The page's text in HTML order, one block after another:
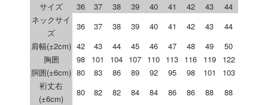
サイズ 36 37 38 39 40 41 42 43
44
ネックサイ
ズ
36 37 38 39 40 41 42 43
44
肩幅(±2cm) 42 43 44 45 46 47 48 49
50
胸囲
98 101 104 107 110 113 116 119
122
胴囲(±6cm) 80 83 86 89 92 95 98 101
103
裄丈右
(±6cm)
80 82 82 84 84 86 86 88
88